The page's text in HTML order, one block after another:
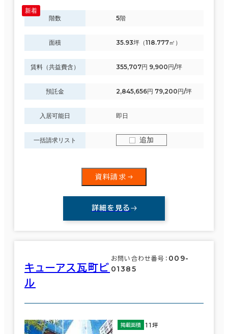
階数 5階
面積 35.93坪（118.777㎡）
賃料（共益費含） 355,707円 9,900円/坪
預託金 2,845,656円 79,200円/坪
入居可能日 即日
一括請求リスト 追加
資料請求
詳細を見る
キューアス瓦町ビ
ル
お問い合わせ番号： 009-
01385
掲載面積 11坪